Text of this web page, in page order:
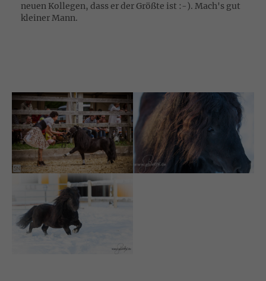
neuen Kollegen, dass er der Größte ist :-). Mach's gut
kleiner Mann.